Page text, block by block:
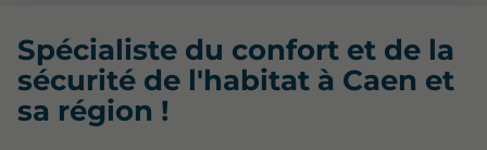
Spécialiste du confort et de la
sécurité de l'habitat à Caen et
sa région !